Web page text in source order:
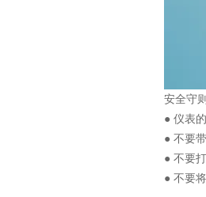
安全守
● 仪表
● 不要
● 不要
● 不要